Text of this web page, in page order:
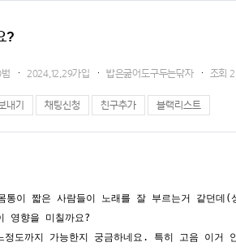
?
범 2024.12.29가입 밥은굶어도구두는닦자 조회
내기 채팅신청 친구추가 블랙리스트
통이 짧은 사람들이 노래를 잘 부르는거 같던데(
영향을 미칠까요?
정도까지 가능한지 궁금하네요. 특히 고음 이거